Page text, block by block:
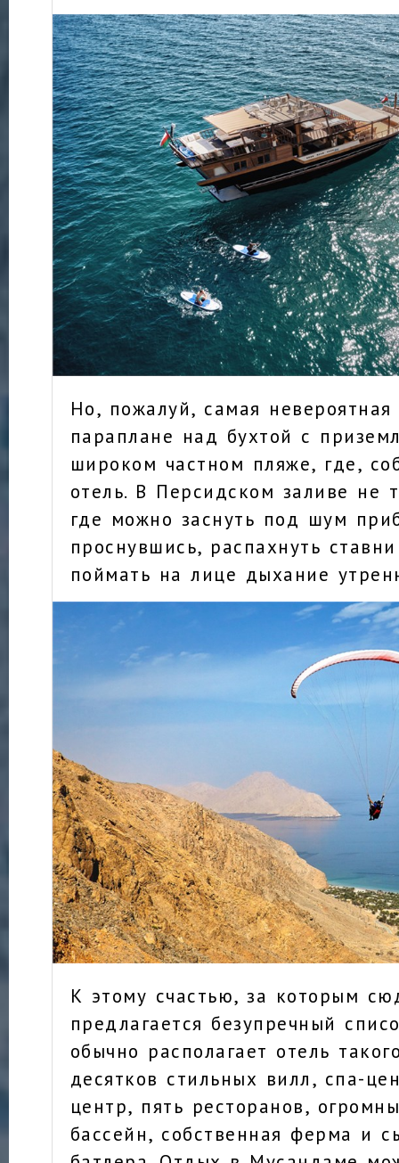
Но, пожалуй, самая
параплане над бухтой с
широком частном пляже, где,
отель. В Персидском заливе не
где можно заснуть под шум
проснувшись, распахнуть
поймать на лице дыхание
К этому счастью, за которым
предлагается безупречный
обычно располагает отель
десятков стильных вилл, спа-
центр, пять ресторанов,
бассейн, собственная ферма и